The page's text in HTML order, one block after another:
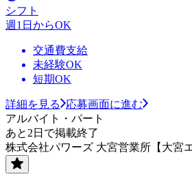
シフト
週1日からOK
交通費支給
未経験OK
短期OK
詳細を見る
応募画面に進む
アルバイト・パート
あと2日で掲載終了
株式会社パワーズ 大宮営業所【大宮